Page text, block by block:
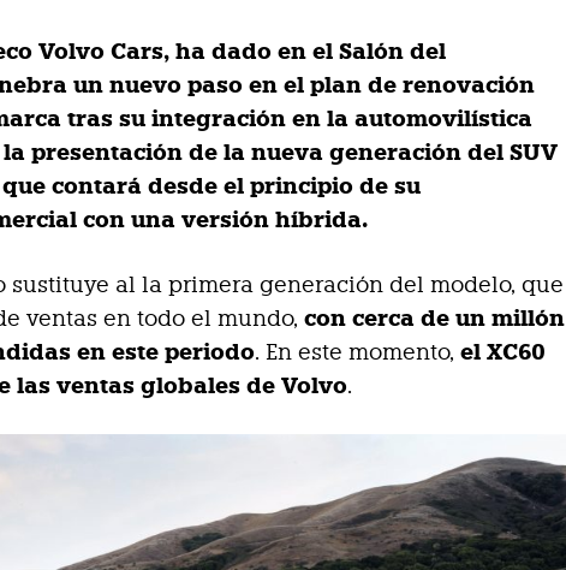
Volvo Cars, ha dado en el Salón del
un nuevo paso en el plan de renovación
tras su integración en la automovilística
presentación de la nueva generación del SUV
que contará desde el principio de su
con una versión híbrida.
sustituye al la primera generación del modelo, que
ventas en todo el mundo,con cerca de un millón
en este periodo. En este momento,el XC60
las ventas globales de Volvo.